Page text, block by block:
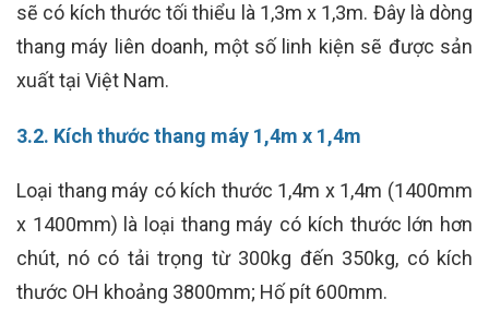
sẽ có kích thước tối thiểu là 1,3m x 1,3m. Đây là dòng
thang máy liên doanh, một số linh kiện sẽ được sản
xuất tại Việt Nam.
3.2. Kích thước thang máy 1,4m x 1,4m
Loại thang máy có kích thước 1,4m x 1,4m (1400mm
x 1400mm) là loại thang máy có kích thước lớn hơn
chút, nó có tải trọng từ 300kg đến 350kg, có kích
thước OH khoảng 3800mm; Hố pít 600mm.